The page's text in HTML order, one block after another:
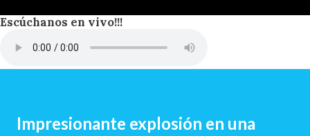
Escúchanos en vivo!!!
Impresionante explosión en una